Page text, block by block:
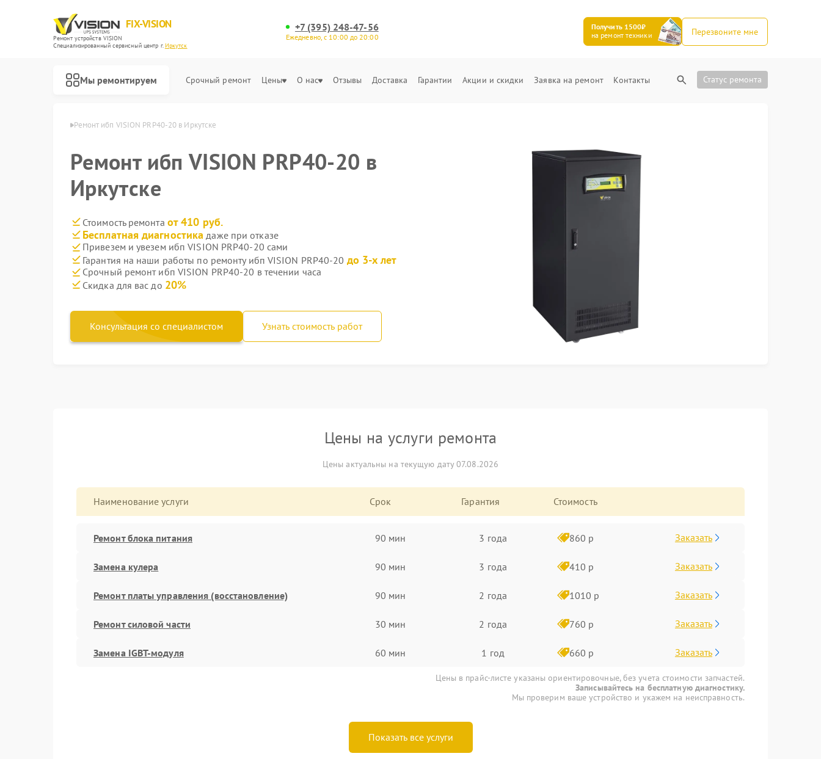
FIX-VISION
Ремонт устройств VISION
Специализированный cервисный центр г.Иркутск
+7 (395) 248-47-56
Ежедневно, с 10:00 до 20:00
Получить 1500₽
на ремонт техники
Перезвоните мне
Мы ремонтируем Срочный ремонт Цены О нас Отзывы Доставка Гарантии Акции и скидки Заявка на ремонт Контакты Статус ремонта
Ремонт ибп VISION PRP40-20 в Иркутске
Ремонт ибп VISION PRP40-20 в
Иркутске
Стоимость ремонта от 410 руб.
Бесплатная диагностика даже при отказе
Привезем и увезем ибп VISION PRP40-20 сами
Гарантия на наши работы по ремонту ибп VISION PRP40-20 до 3-х лет
Срочный ремонт ибп VISION PRP40-20 в течении часа
Скидка для вас до 20%
Консультация со специалистом Узнать стоимость работ
Цены на услуги ремонта
Цены актуальны на текущую дату 07.08.2026
Наименование услуги Срок Гарантия Стоимость
Ремонт блока питания 90 мин 3 года 860 р Заказать
Замена кулера 90 мин 3 года 410 р Заказать
Ремонт платы управления (восстановление) 90 мин 2 года 1010 р Заказать
Ремонт силовой части 30 мин 2 года 760 р Заказать
Замена IGBT-модуля 60 мин 1 год 660 р Заказать
Цены в прайс-листе указаны ориентировочные, без учета стоимости запчастей.
Записывайтесь на бесплатную диагностику.
Мы проверим ваше устройство и укажем на неисправность.
Показать все услуги